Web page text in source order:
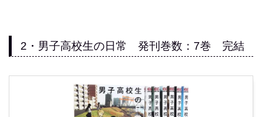
2・男子高校生の日常 発刊巻数：7巻 完結